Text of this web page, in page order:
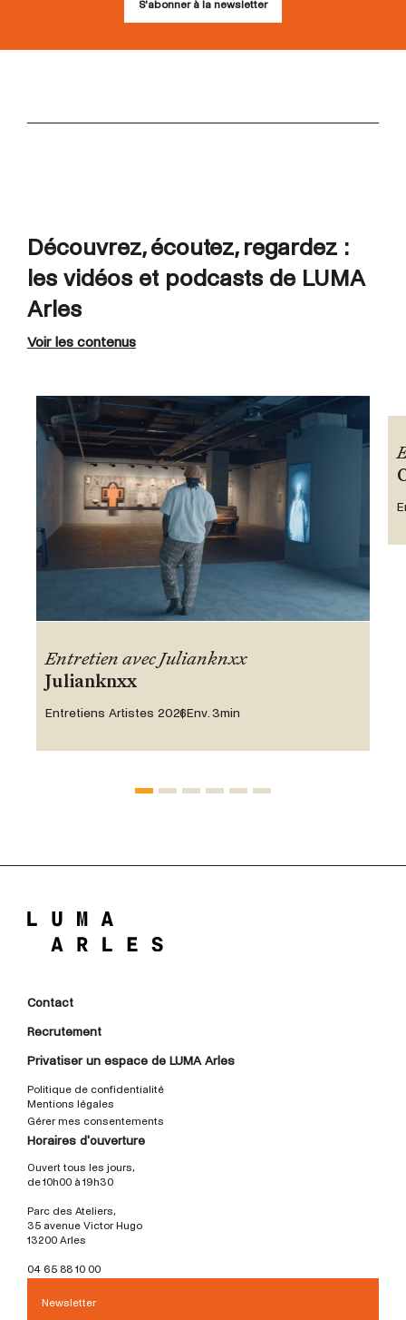
Découvrez, écoutez, regardez :
les vidéos et podcasts de LUMA
Arles
Voir les contenus
Entretien avec Julianknxx
Julianknxx
Entretiens Artistes 2026Env. 3min
Contact
Recrutement
Privatiser un espace de LUMA Arles
Politique de confidentialité
Mentions légales
Gérer mes consentements
Horaires d'ouverture
Ouvert tous les jours,
de 10h00 à 19h30
Parc des Ateliers,
35 avenue Victor Hugo
13200 Arles
04 65 88 10 00
Newsletter